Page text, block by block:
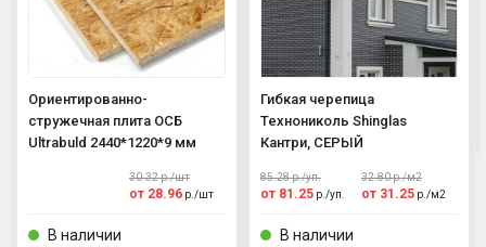
Ориентированно-
стружечная плита ОСБ
Ultrabuld 2440*1220*9 мм
30.32р./шт
от 28.96 р./шт
В наличии
Гибкая черепица
Технониколь Shinglas
Кантри, СЕРЫЙ
85.28р./уп.
от 81.25 р./уп.
32.80р./м2
от 31.25 р./м2
В наличии